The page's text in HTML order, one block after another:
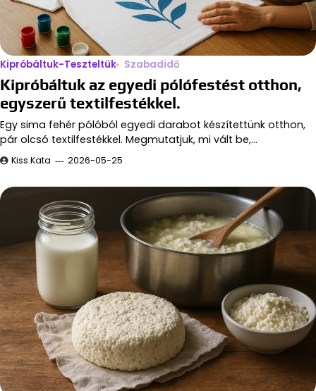
Kipróbáltuk-Teszteltük Szabadidő
Kipróbáltuk az egyedi pólófestést otthon,
egyszerű textilfestékkel.
Egy sima fehér pólóból egyedi darabot készítettünk otthon,
pár olcsó textilfestékkel. Megmutatjuk, mi vált be,…
Kiss Kata 2026-05-25